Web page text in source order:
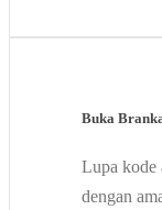
Buka
Lupa kode
dengan